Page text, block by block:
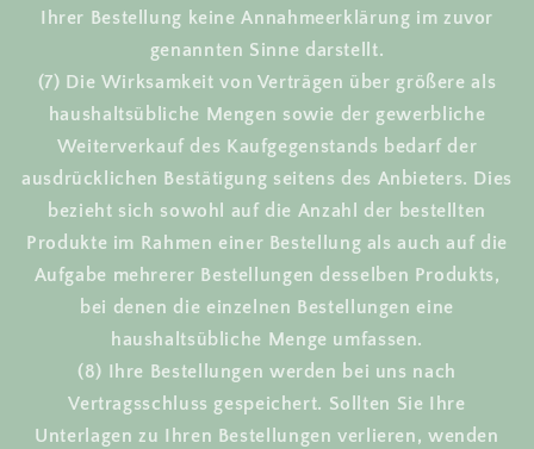
Ihrer Bestellung keine Annahmeerklärung im zuvor
genannten Sinne darstellt.
(7) Die Wirksamkeit von Verträgen über größere als
haushaltsübliche Mengen sowie der gewerbliche
Weiterverkauf des Kaufgegenstands bedarf der
ausdrücklichen Bestätigung seitens des Anbieters. Dies
bezieht sich sowohl auf die Anzahl der bestellten
Produkte im Rahmen einer Bestellung als auch auf die
Aufgabe mehrerer Bestellungen desselben Produkts,
bei denen die einzelnen Bestellungen eine
haushaltsübliche Menge umfassen.
(8) Ihre Bestellungen werden bei uns nach
Vertragsschluss gespeichert. Sollten Sie Ihre
Unterlagen zu Ihren Bestellungen verlieren, wenden